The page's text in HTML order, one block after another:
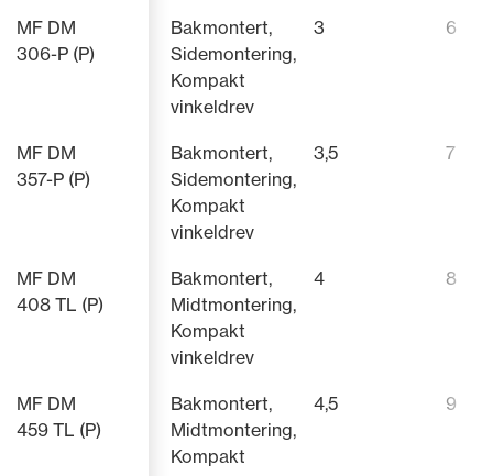
Bakmontert,
Sidemontering,
Kompakt
vinkeldrev
3 6
Bakmontert,
Sidemontering,
Kompakt
vinkeldrev
3,5 7
Bakmontert,
Midtmontering,
Kompakt
vinkeldrev
4 8
Bakmontert,
Midtmontering,
Kompakt
4,5 9
MF DM
306-P (P)
MF DM
357-P (P)
MF DM
408 TL (P)
MF DM
459 TL (P)